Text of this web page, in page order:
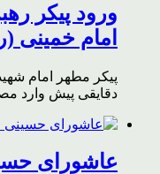
ورود پیکر
امام خمینی
پیکر مطهر امام
دقایقی پیش وارد
عاشورای